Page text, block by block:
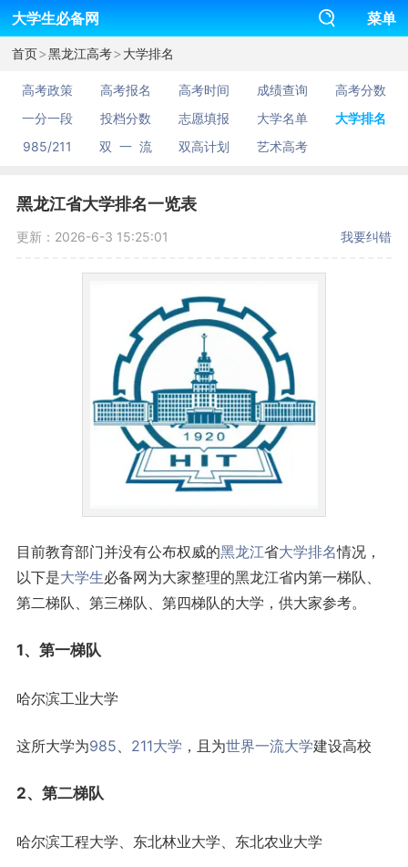
大学生必备网 菜单
首页>黑龙江高考>大学排名
高考政策 高考报名 高考时间 成绩查询
高考分数
一分一段
投档分数 志愿填报 大学名单
大学排名
985/211
双 一 流 双高计划 艺术高考
黑龙江省大学排名一览表
更新：2026-6-3 15:25:01 我要纠错
目前教育部门并没有公布权威的黑龙江省大学排名情况，
以下是大学生必备网为大家整理的黑龙江省内第一梯队、
第二梯队、第三梯队、第四梯队的大学，供大家参考。
1、第一梯队
哈尔滨工业大学
这所大学为985、 211大学 ，且为世界一流大学建设高校
2、第二梯队
哈尔滨工程大学、东北林业大学、东北农业大学